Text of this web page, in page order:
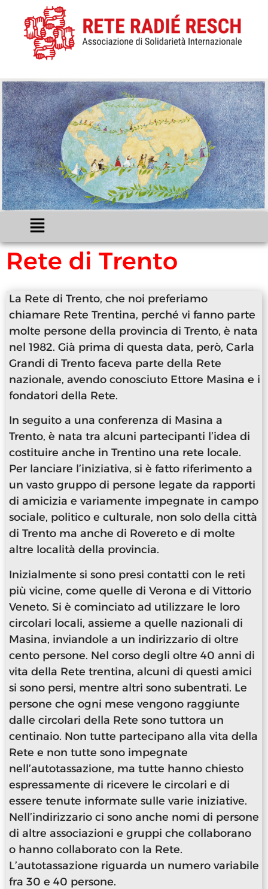
Rete di Trento
La Rete di Trento, che noi preferiamo
chiamare Rete Trentina, perché vi fanno parte
molte persone della provincia di Trento, è nata
nel 1982. Già prima di questa data, però, Carla
Grandi di Trento faceva parte della Rete
nazionale, avendo conosciuto Ettore Masina e i
fondatori della Rete.
In seguito a una conferenza di Masina a
Trento, è nata tra alcuni partecipanti l’idea di
costituire anche in Trentino una rete locale.
Per lanciare l’iniziativa, si è fatto riferimento a
un vasto gruppo di persone legate da rapporti
di amicizia e variamente impegnate in campo
sociale, politico e culturale, non solo della città
di Trento ma anche di Rovereto e di molte
altre località della provincia.
Inizialmente si sono presi contatti con le reti
più vicine, come quelle di Verona e di Vittorio
Veneto. Si è cominciato ad utilizzare le loro
circolari locali, assieme a quelle nazionali di
Masina, inviandole a un indirizzario di oltre
cento persone. Nel corso degli oltre 40 anni di
vita della Rete trentina, alcuni di questi amici
si sono persi, mentre altri sono subentrati. Le
persone che ogni mese vengono raggiunte
dalle circolari della Rete sono tuttora un
centinaio. Non tutte partecipano alla vita della
Rete e non tutte sono impegnate
nell’autotassazione, ma tutte hanno chiesto
espressamente di ricevere le circolari e di
essere tenute informate sulle varie iniziative.
Nell’indirizzario ci sono anche nomi di persone
di altre associazioni e gruppi che collaborano
o hanno collaborato con la Rete.
L’autotassazione riguarda un numero variabile
fra 30 e 40 persone.